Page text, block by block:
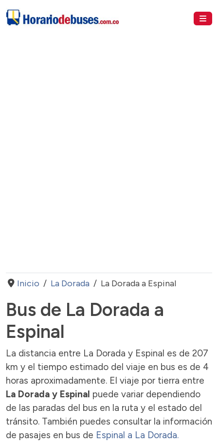
Inicio La Dorada La Dorada a Espinal
Bus de La Dorada a
Espinal
La distancia entre La Dorada y Espinal es de 207
km y el tiempo estimado del viaje en bus es de 4
horas aproximadamente. El viaje por tierra entre
La Dorada y Espinal puede variar dependiendo
de las paradas del bus en la ruta y el estado del
tránsito. También puedes consultar la información
de pasajes en bus de Espinal a La Dorada.